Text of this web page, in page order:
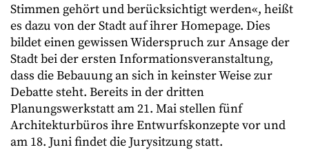
Stimmen gehört und berücksichtigt werden«, heißt
es dazu von der Stadt auf ihrer Homepage. Dies
bildet einen gewissen Widerspruch zur Ansage der
Stadt bei der ersten Informationsveranstaltung,
dass die Bebauung an sich in keinster Weise zur
Debatte steht. Bereits in der dritten
Planungswerkstatt am 21. Mai stellen fünf
Architekturbüros ihre Entwurfskonzepte vor und
am 18. Juni findet die Jurysitzung statt.